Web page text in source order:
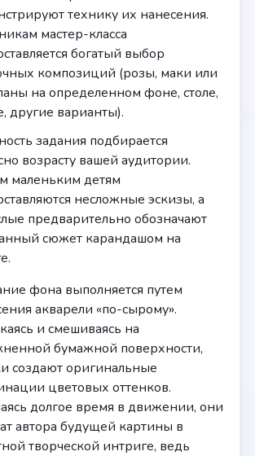
технику их нанесения.
мастер-класса
богатый выбор
композиций (розы, маки или
на определенном фоне, столе,
другие варианты).
задания подбирается
возрасту вашей аудитории.
маленьким детям
несложные эскизы, а
предварительно обозначают
сюжет карандашом на
фона выполняется путем
акварели «по-сырому».
и смешиваясь на
бумажной поверхности,
создают оригинальные
цветовых оттенков.
долгое время в движении, они
автора будущей картины в
творческой интриге, ведь